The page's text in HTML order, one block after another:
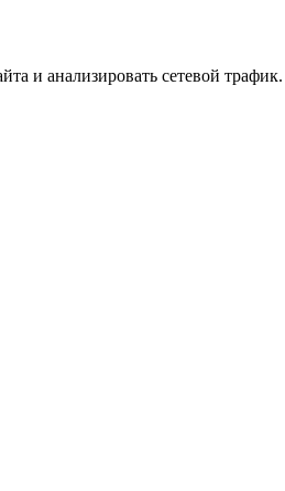
и анализировать сетевой трафик.